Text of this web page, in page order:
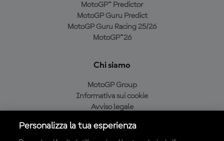
MotoGP™ Predictor
MotoGP Guru Predict
MotoGP Guru Racing 25/26
MotoGP™26
Chi siamo
MotoGP Group
Informativa sui cookie
Avviso legale
Condizioni di acquisto
Personalizza la tua esperienza